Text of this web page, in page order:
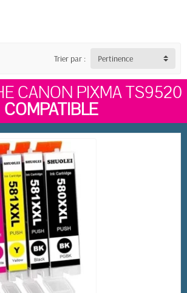
Trier par : Pertinence
CANON PIXMA TS9520
COMPATIBLE